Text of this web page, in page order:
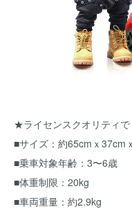
★ライセンスクオリティ
■サイズ：約65cmｘ37cm
■乗車対象年齢：3〜6歳
■体重制限：20kg
■車両重量：約2.9kg